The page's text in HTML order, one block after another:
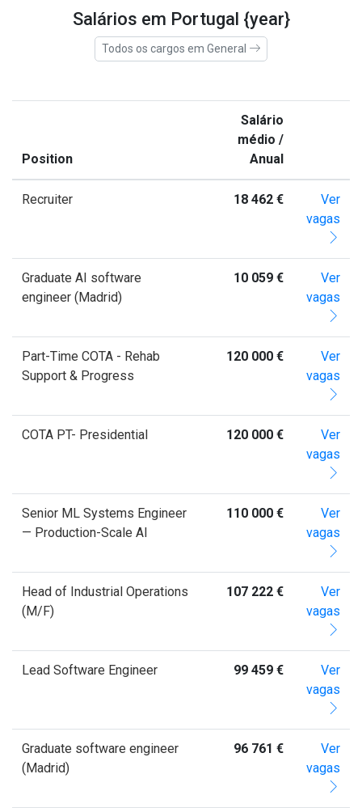
Salários em Portugal {year}
Todos os cargos em General
Position
Salário
médio /
Anual
Recruiter 18 462 €
Ver
vagas
Graduate AI software
engineer (Madrid)
10 059 €
Ver
vagas
Part-Time COTA - Rehab
Support & Progress
120 000 €
Ver
vagas
COTA PT- Presidential 120 000 €
Ver
vagas
Senior ML Systems Engineer
— Production-Scale AI
110 000 €
Ver
vagas
Head of Industrial Operations
(M/F)
107 222 €
Ver
vagas
Lead Software Engineer 99 459 €
Ver
vagas
Graduate software engineer
(Madrid)
96 761 €
Ver
vagas